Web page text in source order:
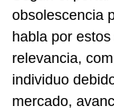
obsolescencia
habla por
relevancia,
individuo
mercado,